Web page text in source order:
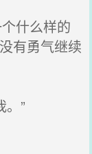
什么样的
有勇气继续
”